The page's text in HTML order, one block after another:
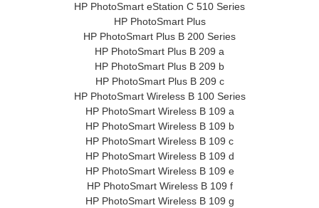
HP PhotoSmart eStation C 510 Series
HP PhotoSmart Plus
HP PhotoSmart Plus B 200 Series
HP PhotoSmart Plus B 209 a
HP PhotoSmart Plus B 209 b
HP PhotoSmart Plus B 209 c
HP PhotoSmart Wireless B 100 Series
HP PhotoSmart Wireless B 109 a
HP PhotoSmart Wireless B 109 b
HP PhotoSmart Wireless B 109 c
HP PhotoSmart Wireless B 109 d
HP PhotoSmart Wireless B 109 e
HP PhotoSmart Wireless B 109 f
HP PhotoSmart Wireless B 109 g